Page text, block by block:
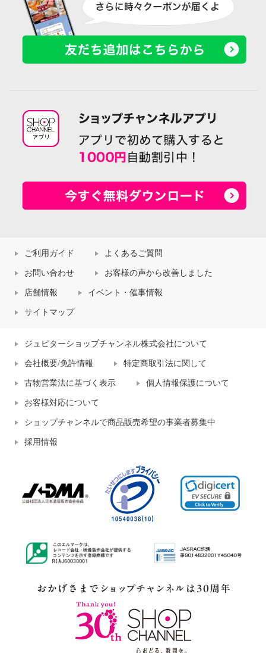
ご利用ガイド よくあるご質問
お問い合わせ お客様の声から改善しました
店舗情報 イベント・催事情報
サイトマップ
ジュピターショップチャンネル株式会社について
会社概要/免許情報 特定商取引法に関して
古物営業法に基づく表示 個人情報保護について
お客様対応について
ショップチャンネルで商品販売希望の事業者募集中
採用情報